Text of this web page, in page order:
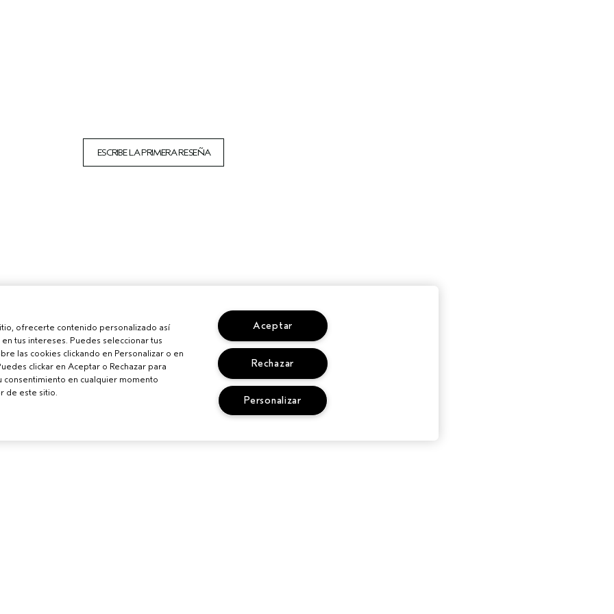
ESCRIBE LA PRIMERA RESEÑA
ofrecerte contenido personalizado así
tus intereses. Puedes seleccionar tus
las cookies clickando en Personalizar o en
clickar en Aceptar o Rechazar para
consentimiento en cualquier momento
de este sitio.
Aceptar
Rechazar
Personalizar